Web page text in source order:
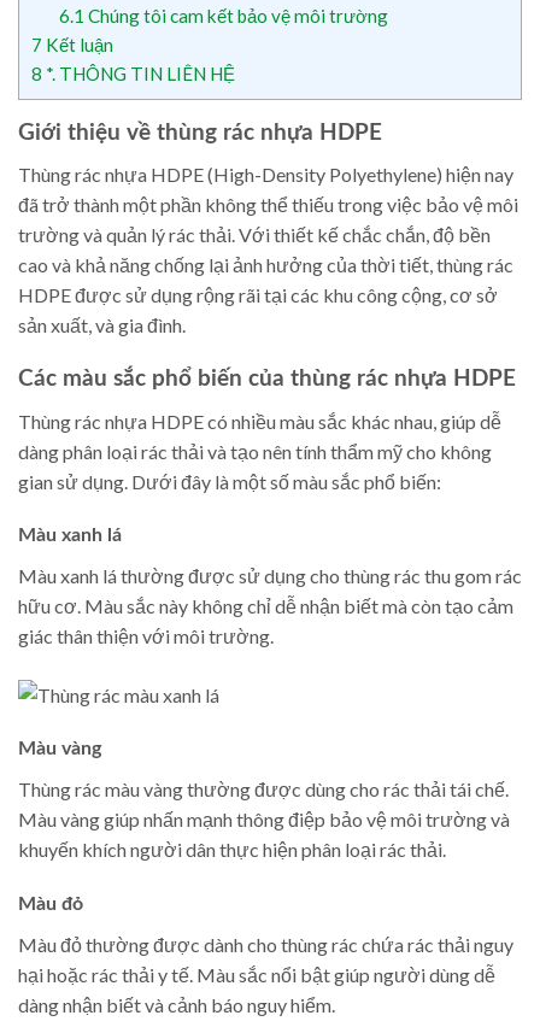
6.1 Chúng tôi cam kết bảo vệ môi trường
7 Kết luận
8 *. THÔNG TIN LIÊN HỆ
Giới thiệu về thùng rác nhựa HDPE
Thùng rác nhựa HDPE (High-Density Polyethylene) hiện nay
đã trở thành một phần không thể thiếu trong việc bảo vệ môi
trường và quản lý rác thải. Với thiết kế chắc chắn, độ bền
cao và khả năng chống lại ảnh hưởng của thời tiết, thùng rác
HDPE được sử dụng rộng rãi tại các khu công cộng, cơ sở
sản xuất, và gia đình.
Các màu sắc phổ biến của thùng rác nhựa HDPE
Thùng rác nhựa HDPE có nhiều màu sắc khác nhau, giúp dễ
dàng phân loại rác thải và tạo nên tính thẩm mỹ cho không
gian sử dụng. Dưới đây là một số màu sắc phổ biến:
Màu xanh lá
Màu xanh lá thường được sử dụng cho thùng rác thu gom rác
hữu cơ. Màu sắc này không chỉ dễ nhận biết mà còn tạo cảm
giác thân thiện với môi trường.
Màu vàng
Thùng rác màu vàng thường được dùng cho rác thải tái chế.
Màu vàng giúp nhấn mạnh thông điệp bảo vệ môi trường và
khuyến khích người dân thực hiện phân loại rác thải.
Màu đỏ
Màu đỏ thường được dành cho thùng rác chứa rác thải nguy
hại hoặc rác thải y tế. Màu sắc nổi bật giúp người dùng dễ
dàng nhận biết và cảnh báo nguy hiểm.